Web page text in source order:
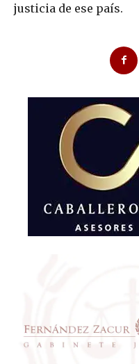
justicia de ese país.